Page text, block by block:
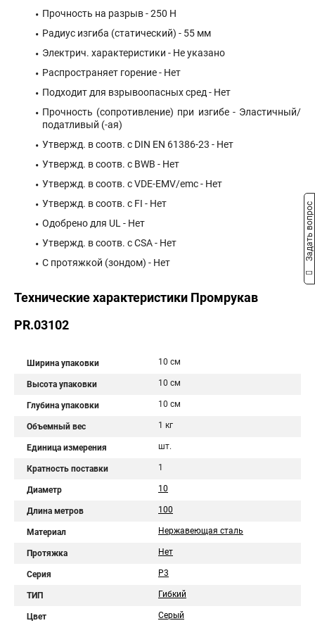
Прочность на разрыв - 250 Н
Радиус изгиба (статический) - 55 мм
Электрич. характеристики - Не указано
Распространяет горение - Нет
Подходит для взрывоопасных сред - Нет
Прочность (сопротивление) при изгибе - Эластичный/
податливый (-ая)
Утвержд. в соотв. с DIN EN 61386-23 - Нет
Утвержд. в соотв. с BWB - Нет
Утвержд. в соотв. с VDE-EMV/emc - Нет
Утвержд. в соотв. с FI - Нет
Одобрено для UL - Нет
Утвержд. в соотв. с CSA - Нет
С протяжкой (зондом) - Нет
Технические характеристики Промрукав
PR.03102
Ширина упаковки 10 см
Высота упаковки 10 см
Глубина упаковки 10 см
Объемный вес 1 кг
Единица измерения шт.
Кратность поставки 1
Диаметр 10
Длина метров 100
Материал Нержавеющая сталь
Протяжка Нет
Серия Р3
ТИП Гибкий
Цвет Серый
Задать вопрос